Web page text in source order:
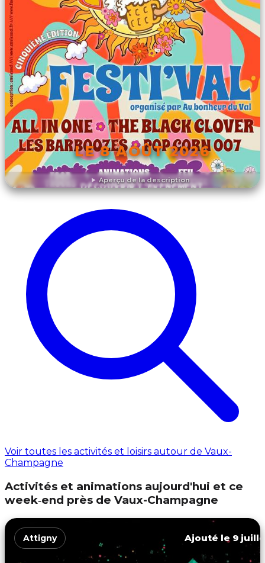
Aperçu de la description
LE 8 AOÛT 2026
DÉCOUVRIR L'ÉVÉNEMENT
Voir toutes les activités et loisirs autour de Vaux-
Champagne
Activités et animations aujourd'hui et ce
week‑end près de Vaux-Champagne
Attigny Ajouté le 9